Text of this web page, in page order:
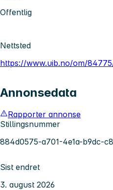
Offentlig
Nettsted
https://www.uib.no/om/
Annonsedata
Rapporter annonse
Stillingsnummer
884d0575-a701-4e1a-b9dc-
Sist endret
3. august 2026